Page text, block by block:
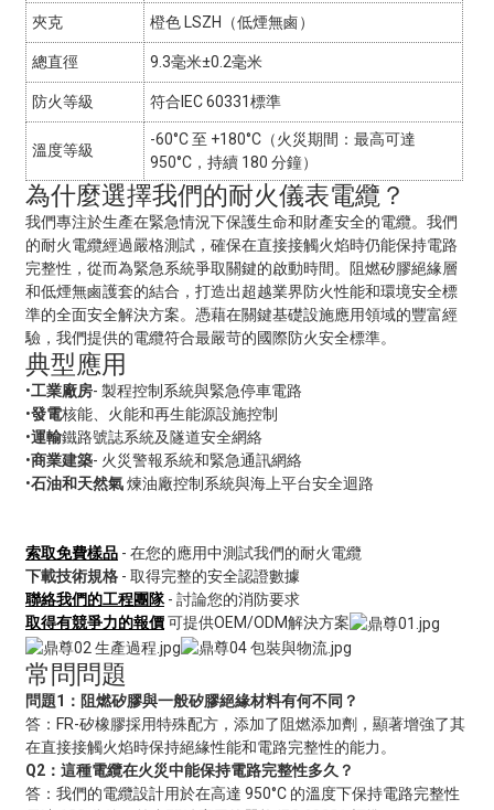
夾克 橙色 LSZH（低煙無鹵）
總直徑 9.3毫米±0.2毫米
防火等級 符合IEC 60331標準
溫度等級
-60°C 至 +180°C（火災期間：最高可達
950°C，持續 180 分鐘）
為什麼選擇我們的耐火儀表電纜？
我們專注於生產在緊急情況下保護生命和財產安全的電纜。我們
的耐火電纜經過嚴格測試，確保在直接接觸火焰時仍能保持電路
完整性，從而為緊急系統爭取關鍵的啟動時間。阻燃矽膠絕緣層
和低煙無鹵護套的結合，打造出超越業界防火性能和環境安全標
準的全面安全解決方案。憑藉在關鍵基礎設施應用領域的豐富經
驗，我們提供的電纜符合最嚴苛的國際防火安全標準。
典型應用
•工業廠房- 製程控制系統與緊急停車電路
•發電核能、火能和再生能源設施控制
•運輸鐵路號誌系統及隧道安全網絡
•商業建築- 火災警報系統和緊急通訊網絡
•石油和天然氣煉油廠控制系統與海上平台安全迴路
索取免費樣品- 在您的應用中測試我們的耐火電纜
下載技術規格- 取得完整的安全認證數據
聯絡我們的工程團隊- 討論您的消防要求
取得有競爭力的報價可提供OEM/ODM解決方案
常問問題
問題1：阻燃矽膠與一般矽膠絕緣材料有何不同？
答：FR-矽橡膠採用特殊配方，添加了阻燃添加劑，顯著增強了其
在直接接觸火焰時保持絕緣性能和電路完整性的能力。
Q2：這種電纜在火災中能保持電路完整性多久？
答：我們的電纜設計用於在高達 950°C 的溫度下保持電路完整性